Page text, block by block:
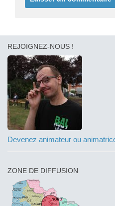
REJOIGNEZ-NOUS !
Devenez animateur ou
ZONE DE DIFFUSION